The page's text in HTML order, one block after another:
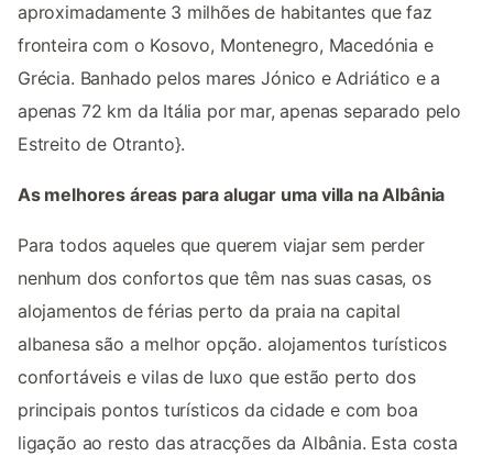
aproximadamente 3 milhões de habitantes que faz
fronteira com o Kosovo, Montenegro, Macedónia e
Grécia. Banhado pelos mares Jónico e Adriático e a
apenas 72 km da Itália por mar, apenas separado pelo
Estreito de Otranto}.
As melhores áreas para alugar uma villa na Albânia
Para todos aqueles que querem viajar sem perder
nenhum dos confortos que têm nas suas casas, os
alojamentos de férias perto da praia na capital
albanesa são a melhor opção. alojamentos turísticos
confortáveis e vilas de luxo que estão perto dos
principais pontos turísticos da cidade e com boa
ligação ao resto das atracções da Albânia. Esta costa